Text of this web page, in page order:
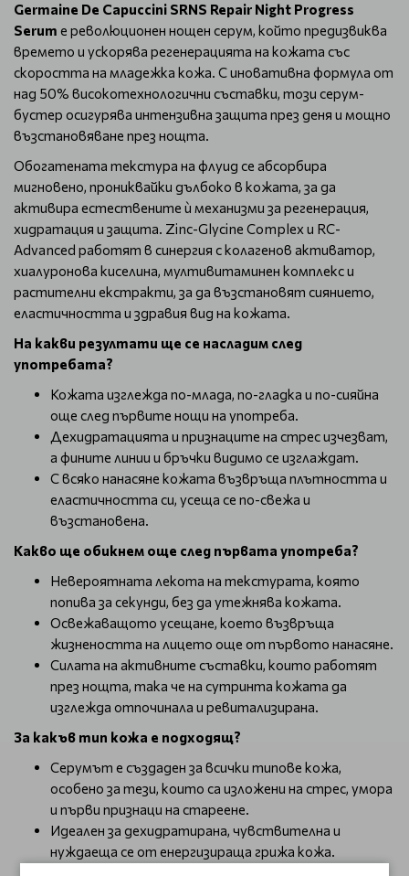
Germaine De Capuccini SRNS Repair Night Progress
Serum е революционен нощен серум, който предизвиква
времето и ускорява регенерацията на кожата със
скоростта на младежка кожа. С иновативна формула от
над 50% високотехнологични съставки, този серум-
бустер осигурява интензивна защита през деня и мощно
възстановяване през нощта.
Обогатената текстура на флуид се абсорбира
мигновено, прониквайки дълбоко в кожата, за да
активира естествените ѝ механизми за регенерация,
хидратация и защита. Zinc-Glycine Complex и RC-
Advanced работят в синергия с колагенов активатор,
хиалуронова киселина, мултивитаминен комплекс и
растителни екстракти, за да възстановят сиянието,
еластичността и здравия вид на кожата.
На какви резултати ще се насладим след
употребата?
Кожата изглежда по-млада, по-гладка и по-сияйна
още след първите нощи на употреба.
Дехидратацията и признаците на стрес изчезват,
а фините линии и бръчки видимо се изглаждат.
С всяко нанасяне кожата възвръща плътността и
еластичността си, усеща се по-свежа и
възстановена.
Какво ще обикнем още след първата употреба?
Невероятната лекота на текстурата, която
попива за секунди, без да утежнява кожата.
Освежаващото усещане, което възвръща
жизнеността на лицето още от първото нанасяне.
Силата на активните съставки, които работят
през нощта, така че на сутринта кожата да
изглежда отпочинала и ревитализирана.
За какъв тип кожа е подходящ?
Серумът е създаден за всички типове кожа,
особено за тези, които са изложени на стрес, умора
и първи признаци на стареене.
Идеален за дехидратирана, чувствителна и
нуждаеща се от енергизираща грижа кожа.